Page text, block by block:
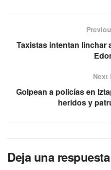
Taxistas intentan linchar
Next
Golpean a policías en
heridos y
Deja una respuesta